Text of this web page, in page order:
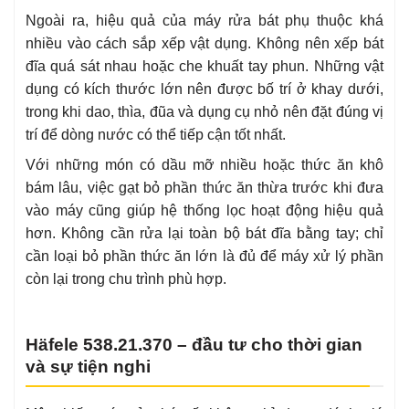
Ngoài ra, hiệu quả của máy rửa bát phụ thuộc khá
nhiều vào cách sắp xếp vật dụng. Không nên xếp bát
đĩa quá sát nhau hoặc che khuất tay phun. Những vật
dụng có kích thước lớn nên được bố trí ở khay dưới,
trong khi dao, thìa, đũa và dụng cụ nhỏ nên đặt đúng vị
trí để dòng nước có thể tiếp cận tốt nhất.
Với những món có dầu mỡ nhiều hoặc thức ăn khô
bám lâu, việc gạt bỏ phần thức ăn thừa trước khi đưa
vào máy cũng giúp hệ thống lọc hoạt động hiệu quả
hơn. Không cần rửa lại toàn bộ bát đĩa bằng tay; chỉ
cần loại bỏ phần thức ăn lớn là đủ để máy xử lý phần
còn lại trong chu trình phù hợp.
Häfele 538.21.370 – đầu tư cho thời gian
và sự tiện nghi